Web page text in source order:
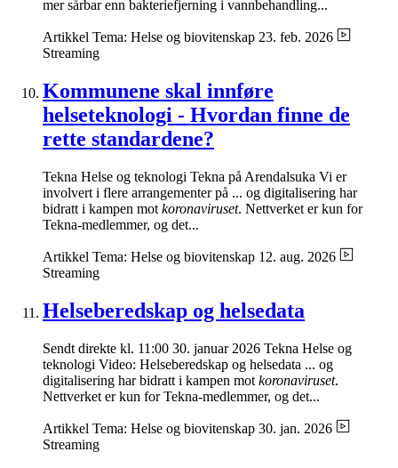
mer sårbar enn bakteriefjerning i vannbehandling...
Artikkel Tema: Helse og biovitenskap 23. feb. 2026
Streaming
Kommunene skal innføre
helseteknologi - Hvordan finne de
rette standardene?
Tekna Helse og teknologi Tekna på Arendalsuka Vi er
involvert i flere arrangementer på ... og digitalisering har
bidratt i kampen mot koronaviruset. Nettverket er kun for
Tekna-medlemmer, og det...
Artikkel Tema: Helse og biovitenskap 12. aug. 2026
Streaming
Helseberedskap og helsedata
Sendt direkte kl. 11:00 30. januar 2026 Tekna Helse og
teknologi Video: Helseberedskap og helsedata ... og
digitalisering har bidratt i kampen mot koronaviruset.
Nettverket er kun for Tekna-medlemmer, og det...
Artikkel Tema: Helse og biovitenskap 30. jan. 2026
Streaming